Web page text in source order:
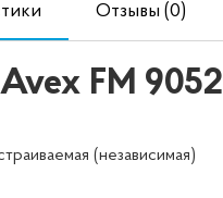
Отзывы (0)
FM
(независимая)